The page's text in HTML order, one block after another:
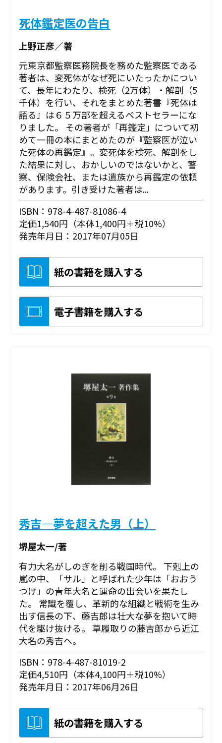
死体鑑定医の告白
上野正彦／著
元東京都監察医務院長を務めた監察医である
著者は、変死体がなぜ死にいたったかについ
て、長年にわたり、検死（2万体）・解剖（5
千体）を行い、それをまとめた著書『死体は
語る』は６５万部を超えるベストセラーにな
りました。 その著者が「再鑑定」について初
めて一冊の本にまとめたのが『監察医が泣い
た死体の再鑑定』。変死体を検死、解剖をし
た結果に対し、おかしいのではないかと、警
察、保険会社、または遺族から再鑑定の依頼
があります。引き受けた著者は...
ISBN：978-4-487-81086-4
定価1,540円（本体1,400円＋税10%）
発売年月日：2017年07月05日
紙の書籍を購入する
電子書籍を購入する
秀吉―夢を超えた男（上）
堺屋太一/著
有力大名がしのぎを削る戦国時代。 下剋上の
嵐の中、「サル」と呼ばれた少年は「おおう
つけ」の青年大名と運命の出会いを果たし
た。 常識を覆し、革新的な組織と戦術を生み
出す信長の下、藤吉郎は壮大な夢を抱いて時
代を駆け抜ける。 草履取りの藤吉郎から近江
大名の秀吉へ。
ISBN：978-4-487-81019-2
定価4,510円（本体4,100円＋税10%）
発売年月日：2017年06月26日
紙の書籍を購入する